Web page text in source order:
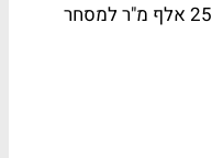
הכוללים כ- 1,400 יח"ד למכירה וכ-25 אלף מ"ר למסחר